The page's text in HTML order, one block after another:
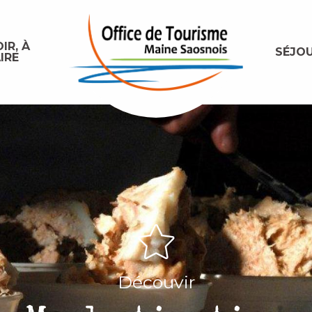
À
Découvir